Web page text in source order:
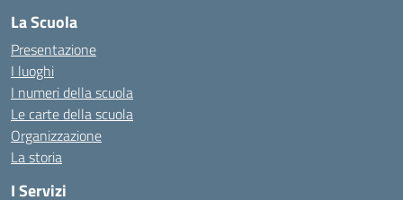
La Scuola
Presentazione
I luoghi
I numeri della scuola
Le carte della scuola
Organizzazione
La storia
I Servizi